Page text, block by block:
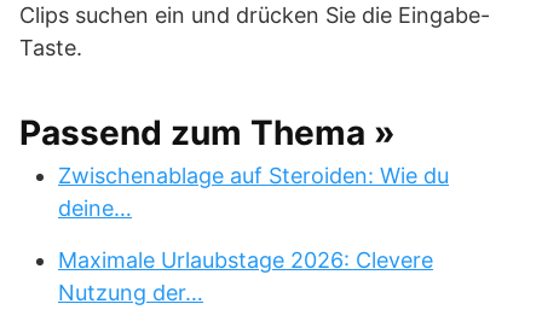
Clips suchen ein und drücken Sie die Eingabe-
Taste.
Passend zum Thema »
Zwischenablage auf Steroiden: Wie du
deine…
Maximale Urlaubstage 2026: Clevere
Nutzung der…